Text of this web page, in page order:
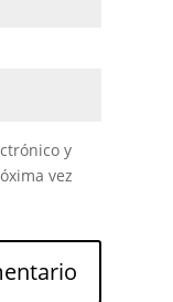
y
vez